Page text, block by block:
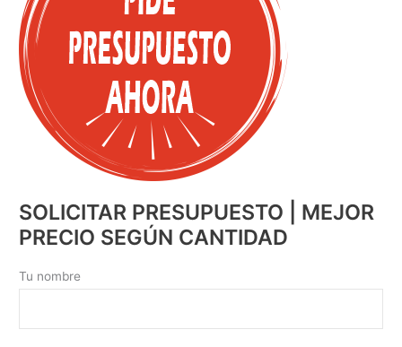
SOLICITAR PRESUPUESTO | MEJOR
PRECIO SEGÚN CANTIDAD
Tu nombre